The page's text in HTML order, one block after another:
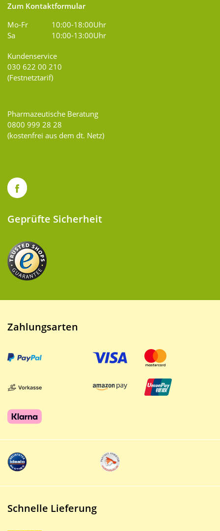
Zum Kontaktformular
Mo-Fr
10:00-18:00Uhr
Sa
10:00-13:00Uhr
Kundenservice
030 622 00 210
(Festnetztarif)
Pharmazeutische Beratung
0800 999 28 28
(kostenfrei aus dem dt. Netz)
Geprüfte Sicherheit
Zahlungsarten
Schnelle Lieferung